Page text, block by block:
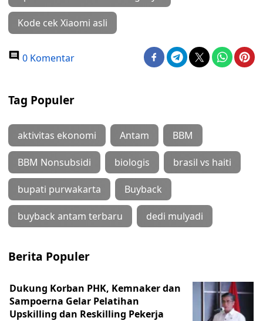
Kode cek Xiaomi asli
0 Komentar
Tag Populer
aktivitas ekonomi Antam BBM
BBM Nonsubsidi biologis brasil vs haiti
bupati purwakarta Buyback
buyback antam terbaru dedi mulyadi
Berita Populer
Dukung Korban PHK, Kemnaker dan
Sampoerna Gelar Pelatihan
Upskilling dan Reskilling Pekerja